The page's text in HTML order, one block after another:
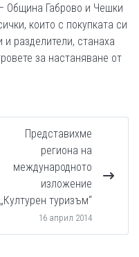
Община Габрово и Чешки
които с покупката си
и разделители, станаха
за настаняване от
Представихме
региона на
международното
изложение
„Културен туризъм“
16 април 2014